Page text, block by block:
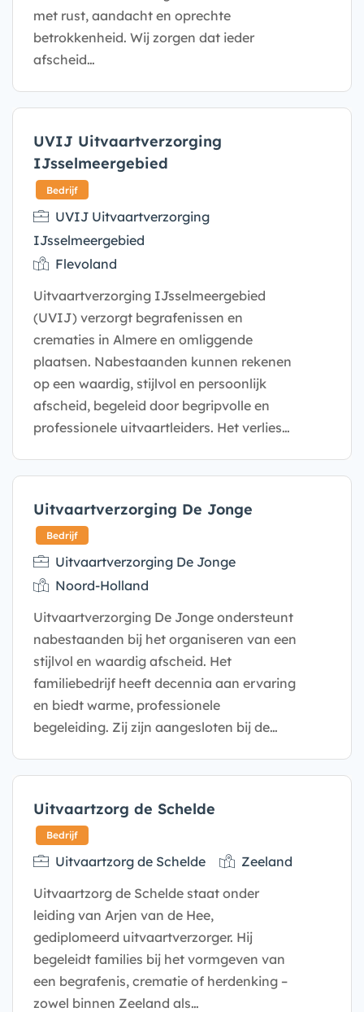
met rust, aandacht en oprechte
betrokkenheid. Wij zorgen dat ieder
afscheid…
UVIJ Uitvaartverzorging
IJsselmeergebied
Bedrijf
UVIJ Uitvaartverzorging
IJsselmeergebied
Flevoland
Uitvaartverzorging IJsselmeergebied
(UVIJ) verzorgt begrafenissen en
crematies in Almere en omliggende
plaatsen. Nabestaanden kunnen rekenen
op een waardig, stijlvol en persoonlijk
afscheid, begeleid door begripvolle en
professionele uitvaartleiders. Het verlies…
Uitvaartverzorging De Jonge
Bedrijf
Uitvaartverzorging De Jonge
Noord-Holland
Uitvaartverzorging De Jonge ondersteunt
nabestaanden bij het organiseren van een
stijlvol en waardig afscheid. Het
familiebedrijf heeft decennia aan ervaring
en biedt warme, professionele
begeleiding. Zij zijn aangesloten bij de…
Uitvaartzorg de Schelde
Uitvaartzorg de Schelde
Zeeland
Uitvaartzorg de Schelde staat onder
leiding van Arjen van de Hee,
gediplomeerd uitvaartverzorger. Hij
begeleidt families bij het vormgeven van
een begrafenis, crematie of herdenking –
zowel binnen Zeeland als…